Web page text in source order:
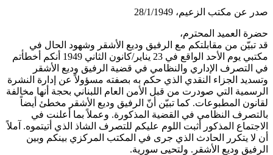
صدر عن مكتب الزعيم، 28/1/1949
حضرة العميد المحترم،
قد تبيّن من مقابلتكم مع الرفيق وديع الأشقر وشهود الحال في
مكتبي يوم الأحد الواقع في 23 يناير/كانون الثاني 1949 أنكم أخطأتم
في التصرف الإداري والنظامي في قضية الرفيق وديع الأشقر
وتسديد الجزاء النقدي الذي حكم به بصفته مسؤولاً عن إدارة النشرة
الرسمية التي صودرت من قبل الأمن العام اللبناني بحجة أنها مخالفة
لقانون المطبوعات. كما تبيّن أنّ الرفيق وديع الأشقر مخطئ أيضاً
بالتصرف النظامي في القضية المذكورة. وعملاً بما أعلنت في
الاجتماع المذكور أثبت اللوم عليكم للتصرف الشاذ الذي أتيتموه. آملاً
أن لا يتكرر الحادث الذي جرى في المكتب المركزي بينكم وبين
الرفيق وديع الأشقر. ولتحيى سورية.